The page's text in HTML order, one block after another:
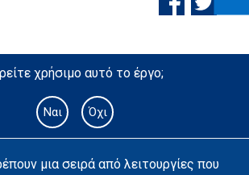
χρήσιμο αυτό το έργο;
Ναι Όχι
μια σειρά από λειτουργίες που